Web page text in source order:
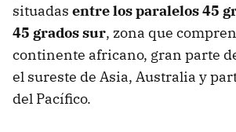
situadas entre los paralelos 45
45 grados sur, zona que
continente africano, gran parte
el sureste de Asia, Australia y
del Pacífico.